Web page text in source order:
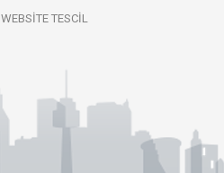
WEBSİTE TESCİL